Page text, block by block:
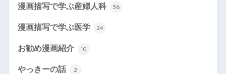
漫画描写で学ぶ産婦人科 36
漫画描写で学ぶ医学 24
お勧め漫画紹介 10
やっきーの話 2